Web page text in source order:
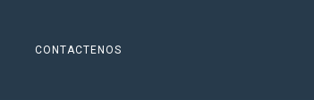
CONTACTENOS